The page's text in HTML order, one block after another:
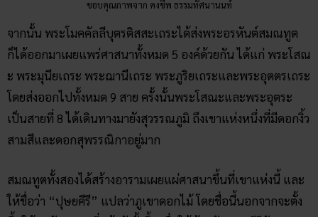
สามสีและดอกสุพรรณิกาอยู่มาก
สมณทูตทั้งสองได้สร้างอารามเผยแผ่ศาสนาขึ้นที่เขาแห่งนี้ และ
ให้ชื่อว่า “ปุษยคีรี” แปลว่าภูเขาดอกไม้ โดยชื่อนี้นอกจากจะตั้ง
ขึ้นให้สมกับสถานที่แล้วยังตั้งขึ้นเพื่อให้พ้องกับปุษยคีรีสังฆาราม
ที่รัฐโอริสสา ประเทศอินเดียด้วย
วัดเขาทำเทียมมีอะไรน่าเที่ยวบ้าง